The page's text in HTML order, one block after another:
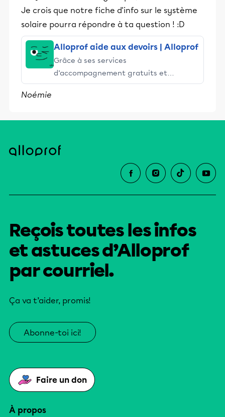
Je crois que notre fiche d'info sur le système
solaire pourra répondre à ta question ! :D
Alloprof aide aux devoirs | Alloprof
Grâce à ses services
d’accompagnement gratuits et
stimulants, Alloprof engage les élèves
Noémie
Reçois toutes les infos
et astuces d’Alloprof
par courriel.
Ça va t’aider, promis!
Abonne-toi ici!
Faire un don
À propos